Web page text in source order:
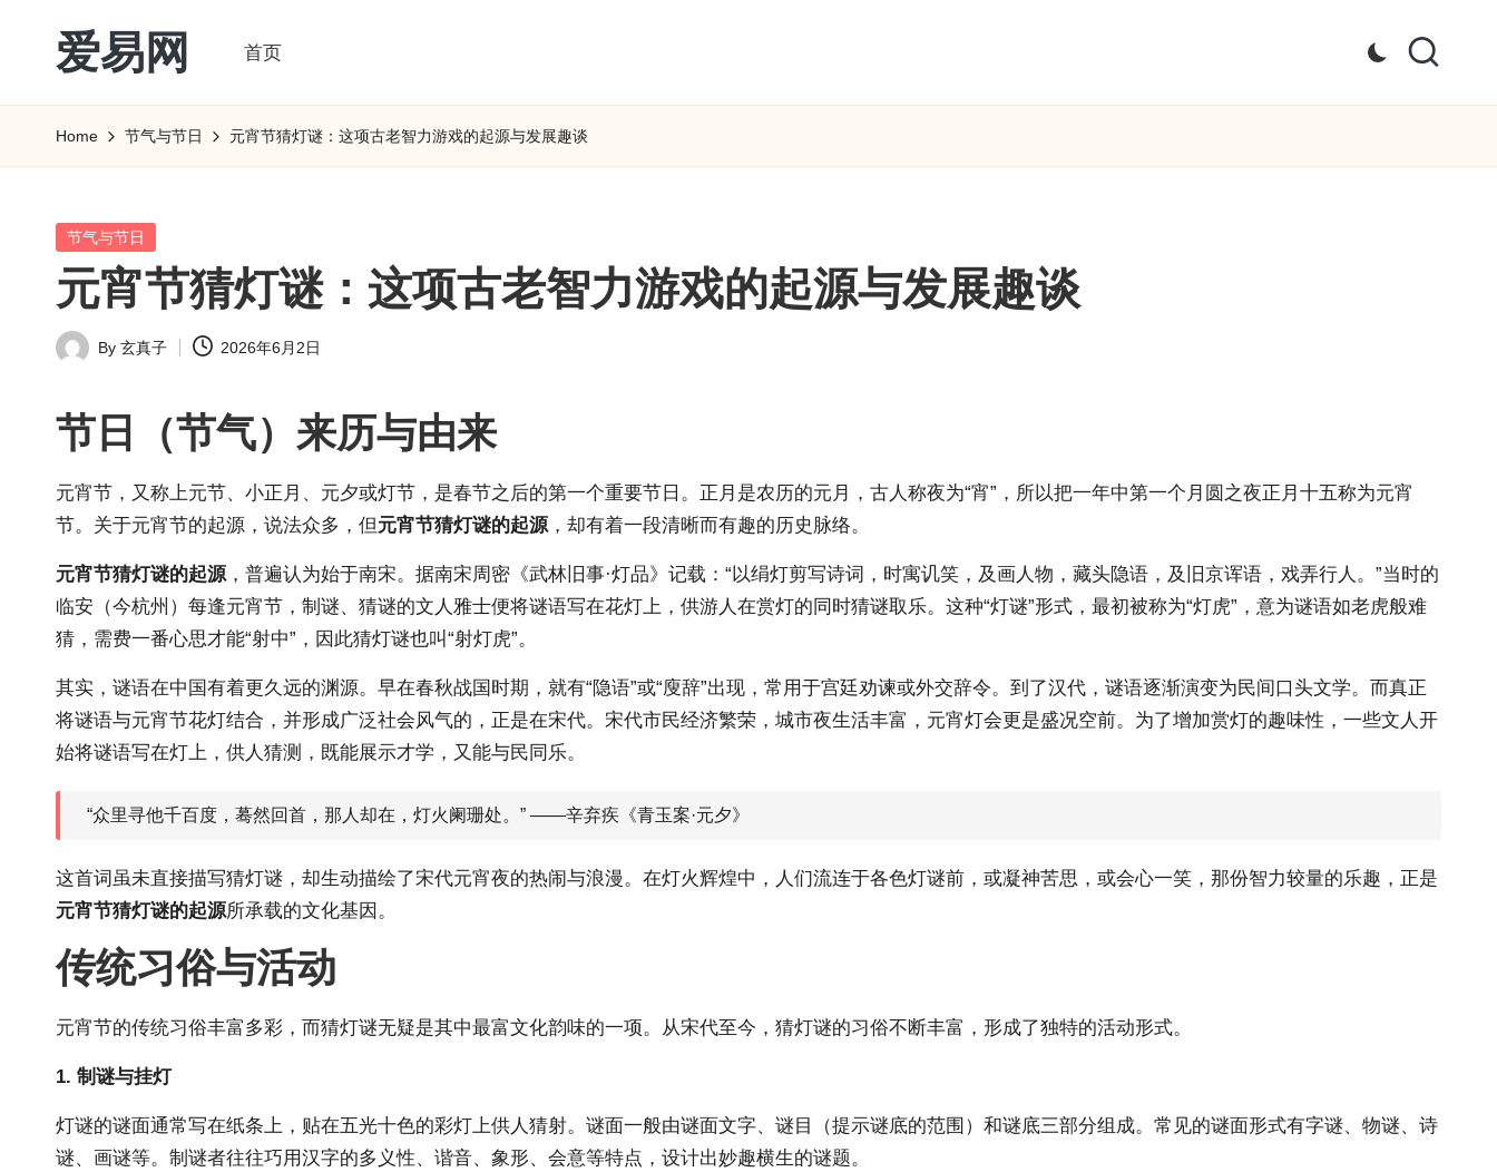
爱易网
历
阳
转
农
历
历
询
_2ebc.com
首页
Home 节气与节日 元宵节猜灯谜：这项古老智力游戏的起源与发展趣谈
Posted
节气与节日
元宵节猜灯谜：这项古老智力游戏的起源与发展趣谈
Posted
By 玄真子 2026年6月2日
节日（节气）来历与由来
元宵节，又称上元节、小正月、元夕或灯节，是春节之后的第一个重要节日。正月是农历的元月，古人称夜为“宵”，所以把一年中第一个月圆之夜正月十五称为元宵
节。关于元宵节的起源，说法众多，但元宵节猜灯谜的起源，却有着一段清晰而有趣的历史脉络。
元宵节猜灯谜的起源，普遍认为始于南宋。据南宋周密《武林旧事·灯品》记载：“以绢灯剪写诗词，时寓讥笑，及画人物，藏头隐语，及旧京诨语，戏弄行人。”当时的
临安（今杭州）每逢元宵节，制谜、猜谜的文人雅士便将谜语写在花灯上，供游人在赏灯的同时猜谜取乐。这种“灯谜”形式，最初被称为“灯虎”，意为谜语如老虎般难
猜，需费一番心思才能“射中”，因此猜灯谜也叫“射灯虎”。
其实，谜语在中国有着更久远的渊源。早在春秋战国时期，就有“隐语”或“廋辞”出现，常用于宫廷劝谏或外交辞令。到了汉代，谜语逐渐演变为民间口头文学。而真正
将谜语与元宵节花灯结合，并形成广泛社会风气的，正是在宋代。宋代市民经济繁荣，城市夜生活丰富，元宵灯会更是盛况空前。为了增加赏灯的趣味性，一些文人开
始将谜语写在灯上，供人猜测，既能展示才学，又能与民同乐。
“众里寻他千百度，蓦然回首，那人却在，灯火阑珊处。” ——辛弃疾《青玉案·元夕》
这首词虽未直接描写猜灯谜，却生动描绘了宋代元宵夜的热闹与浪漫。在灯火辉煌中，人们流连于各色灯谜前，或凝神苦思，或会心一笑，那份智力较量的乐趣，正是
元宵节猜灯谜的起源所承载的文化基因。
传统习俗与活动
元宵节的传统习俗丰富多彩，而猜灯谜无疑是其中最富文化韵味的一项。从宋代至今，猜灯谜的习俗不断丰富，形成了独特的活动形式。
1. 制谜与挂灯
灯谜的谜面通常写在纸条上，贴在五光十色的彩灯上供人猜射。谜面一般由谜面文字、谜目（提示谜底的范围）和谜底三部分组成。常见的谜面形式有字谜、物谜、诗
谜、画谜等。制谜者往往巧用汉字的多义性、谐音、象形、会意等特点，设计出妙趣横生的谜题。